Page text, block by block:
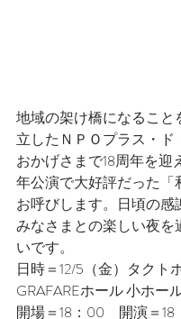
地域の架け橋になること
立したＮＰＯプラス・ド
おかげさまで18周年を迎
年公演で大好評だった「
お呼びします。日頃の感
みなさまとの楽しい夜を
いです。
日時＝12/5（金）タクト
GRAFAREホール 小ホー
開場＝18：00　開演＝18